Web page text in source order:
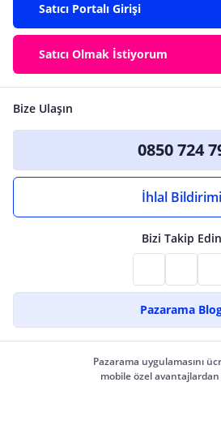
Satıcı Portalı Girişi
Satıcı Olmak İstiyorum
Bize Ulaşın
0850 724
İhlal Bildirimi
Bizi Takip Edin
Pazarama
Pazarama uygulamasını
mobile özel